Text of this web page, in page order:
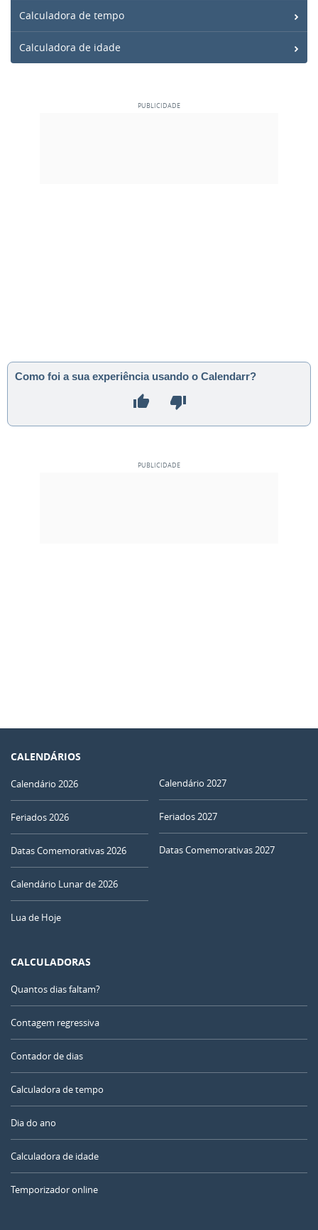
Calculadora de tempo
Calculadora de idade
Como foi a sua experiência usando o Calendarr?
CALENDÁRIOS
Calendário 2026
Feriados 2026
Datas Comemorativas 2026
Calendário Lunar de 2026
Lua de Hoje
Calendário 2027
Feriados 2027
Datas Comemorativas 2027
CALCULADORAS
Quantos dias faltam?
Contagem regressiva
Contador de dias
Calculadora de tempo
Dia do ano
Calculadora de idade
Temporizador online